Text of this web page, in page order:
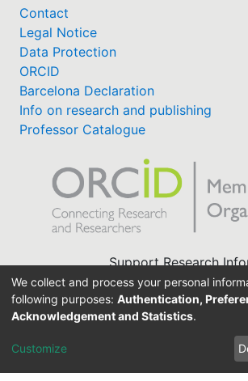
Contact
Legal Notice
Data Protection
ORCID
Barcelona Declaration
Info on research and publishing
Professor Catalogue
Support Research
We collect and process your personal
following purposes: Authentication,
Acknowledgement and Statistics.
Customize